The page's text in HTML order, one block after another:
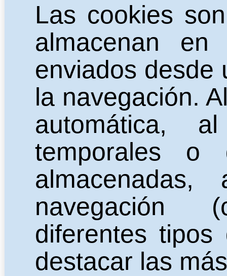
Las cookies
almacenan
enviados desde
la navegación.
automática,
temporales o
navegación
diferentes
destacar las